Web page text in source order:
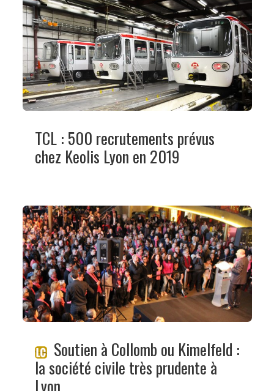
TCL : 500 recrutements prévus
chez Keolis Lyon en 2019
Soutien à Collomb ou Kimelfeld :
la société civile très prudente à
Lyon